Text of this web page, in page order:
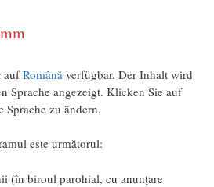
aufRomână verfügbar. Der Inhalt wird
Sprache angezeigt. Klicken Sie auf
zu ändern.
este următorul:
(în biroul parohial, cu anunțare